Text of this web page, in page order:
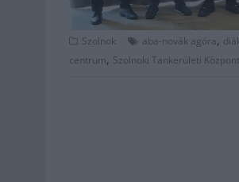
Szolnok aba-novák agóra,
centrum, Szolnoki Tankerületi Központ